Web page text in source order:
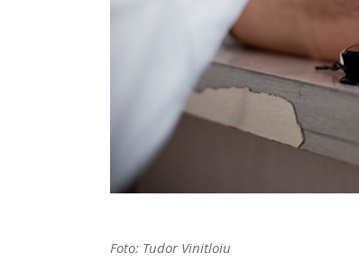
Foto: Tudor Vinitloiu